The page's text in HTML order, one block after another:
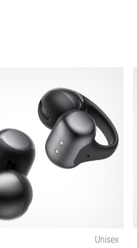
Unisex